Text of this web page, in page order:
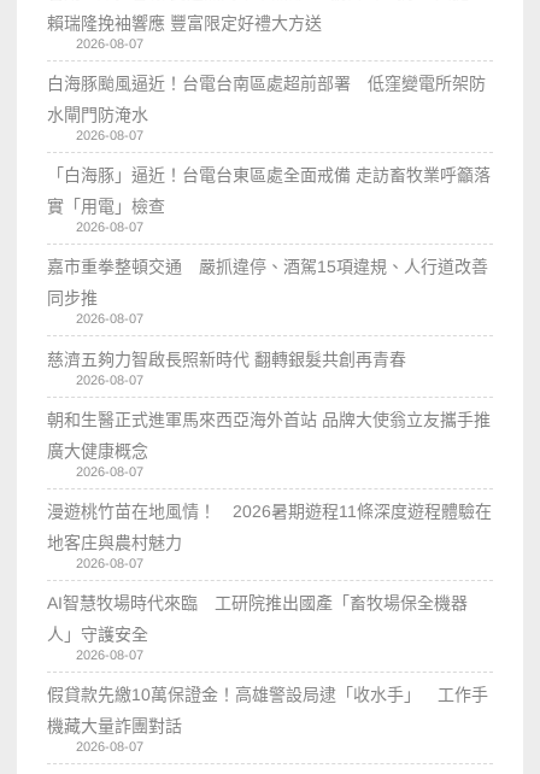
賴瑞隆挽袖響應 豐富限定好禮大方送
2026-08-07
白海豚颱風逼近！台電台南區處超前部署 低窪變電所架防
水閘門防淹水
2026-08-07
「白海豚」逼近！台電台東區處全面戒備 走訪畜牧業呼籲落
實「用電」檢查
2026-08-07
嘉市重拳整頓交通 嚴抓違停、酒駕15項違規、人行道改善
同步推
2026-08-07
慈濟五夠力智啟長照新時代 翻轉銀髮共創再青春
2026-08-07
朝和生醫正式進軍馬來西亞海外首站 品牌大使翁立友攜手推
廣大健康概念
2026-08-07
漫遊桃竹苗在地風情！ 2026暑期遊程11條深度遊程體驗在
地客庄與農村魅力
2026-08-07
AI智慧牧場時代來臨 工研院推出國產「畜牧場保全機器
人」守護安全
2026-08-07
假貸款先繳10萬保證金！高雄警設局逮「收水手」 工作手
機藏大量詐團對話
2026-08-07